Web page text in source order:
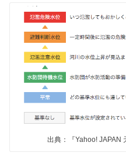
出典：『Yahoo! JAPAN